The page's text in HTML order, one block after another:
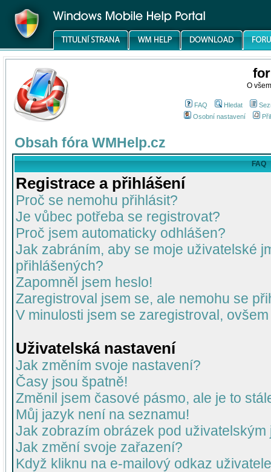
O
FAQ Hledat
Osobní nastavení
Obsah fóra WMHelp.cz
FAQ
Registrace a přihlášení
Proč se nemohu přihlásit?
Je vůbec potřeba se registrovat?
Proč jsem automaticky odhlášen?
Jak zabráním, aby se moje uživatelské
přihlášených?
Zapomněl jsem heslo!
Zaregistroval jsem se, ale nemohu se
V minulosti jsem se zaregistroval,
Uživatelská nastavení
Jak změním svoje nastavení?
Časy jsou špatně!
Změnil jsem časové pásmo, ale je to
Můj jazyk není na seznamu!
Jak zobrazím obrázek pod uživatelským
Jak změní svoje zařazení?
Když kliknu na e-mailový odkaz